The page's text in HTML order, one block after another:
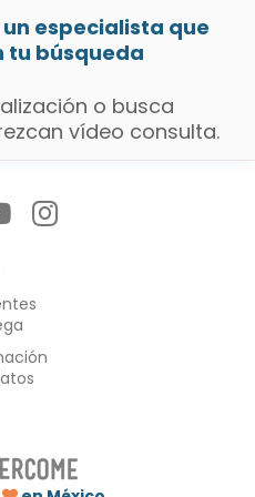
especialista que
tu búsqueda
o busca
vídeo consulta.